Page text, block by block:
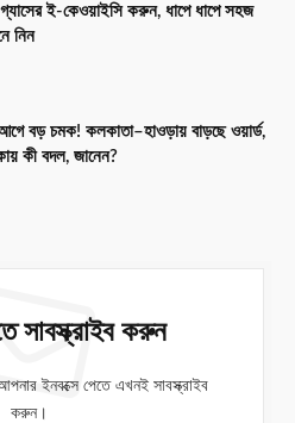
ই-কেওয়াইসি করুন, ধাপে ধাপে সহজ
নিন
বড় চমক! কলকাতা–হাওড়ায় বাড়ছে ওয়ার্ড,
কী বদল, জানেন?
সাবস্ক্রাইব করুন
ইনবক্সে পেতে এখনই সাবস্ক্রাইব
করুন।